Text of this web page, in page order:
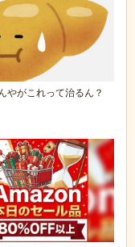
やがこれって治るん？